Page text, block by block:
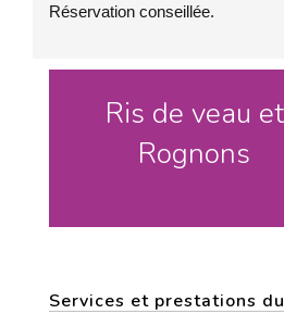
Réservation conseillée.
Ris de veau et
Rognons
Services et prestations